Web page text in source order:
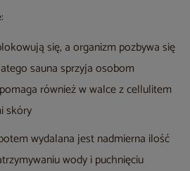
się, a organizm pozbywa się
sauna sprzyja osobom
również w walce z cellulitem
skóry
wydalana jest nadmierna ilość
wody i puchnięciu